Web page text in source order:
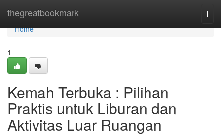
thegreatbookmark
Home
Home
1
Kemah Terbuka : Pilihan
Praktis untuk Liburan dan
Aktivitas Luar Ruangan